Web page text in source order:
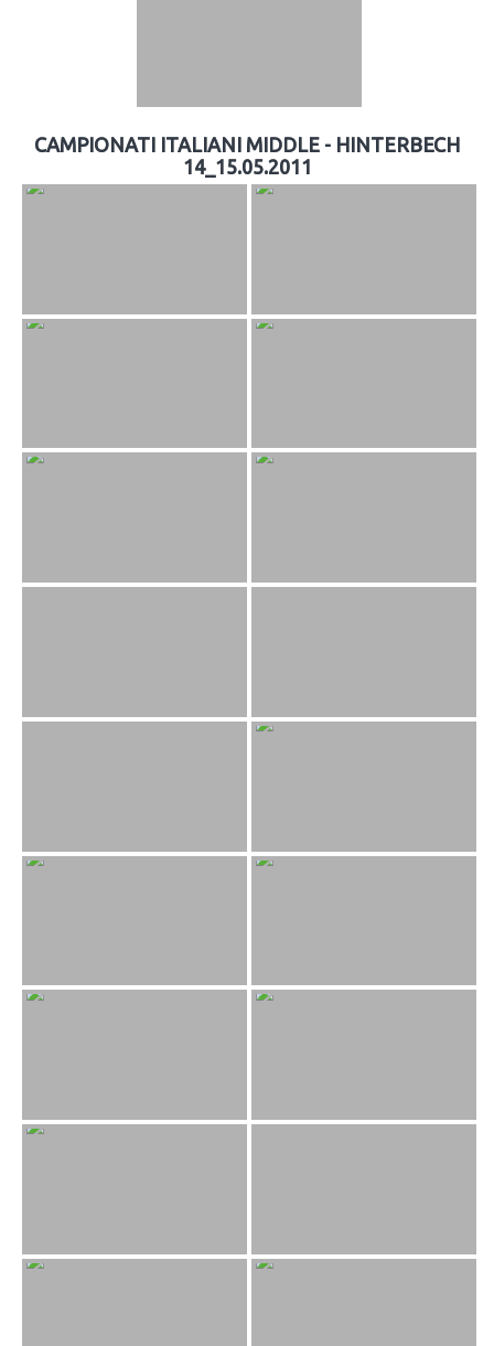
CAMPIONATI ITALIANI MIDDLE - HINTERBECH
14_15.05.2011